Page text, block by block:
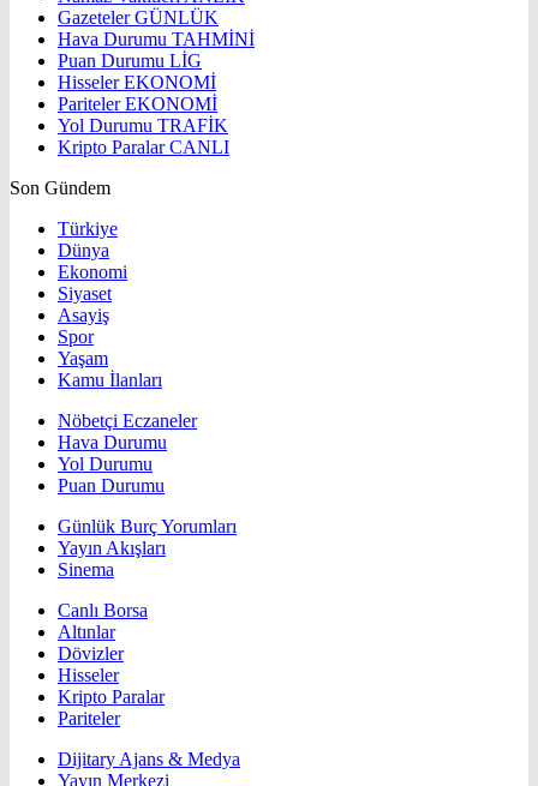
GazetelerGÜNLÜK
Hava Durumu TAHMİNİ
Puan Durumu LİG
HisselerEKONOMİ
ParitelerEKONOMİ
Yol Durumu TRAFİK
Kripto ParalarCANLI
Son Gündem
Türkiye
Dünya
Ekonomi
Siyaset
Asayiş
Spor
Yaşam
Kamu İlanları
Nöbetçi Eczaneler
Hava Durumu
Yol Durumu
Puan Durumu
Günlük Burç Yorumları
Yayın Akışları
Sinema
Canlı Borsa
Altınlar
Dövizler
Hisseler
Kripto Paralar
Pariteler
Dijitary Ajans & Medya
Yayın Merkezi